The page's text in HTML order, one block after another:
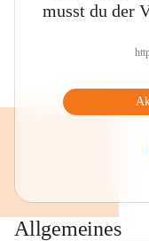
musst du der
Allgemeines